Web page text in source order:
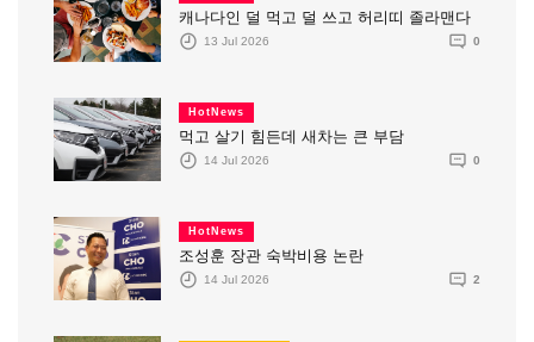
캐나다인 덜 먹고 덜 쓰고 허리띠 졸라맨다
13 Jul 2026 0
HotNews
먹고 살기 힘든데 새차는 큰 부담
14 Jul 2026 0
HotNews
조성훈 장관 숙박비용 논란
14 Jul 2026 2